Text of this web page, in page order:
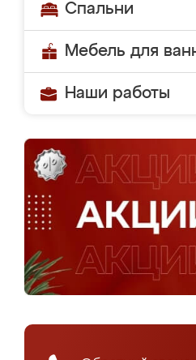
Спальни
Мебель для
Наши работы